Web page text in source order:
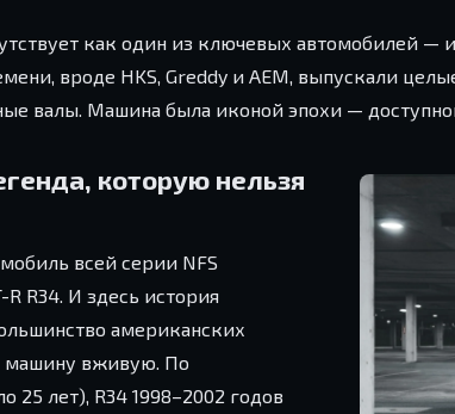
как один из ключевых автомобилей —
вроде HKS, Greddy и AEM, выпускали
валы. Машина была иконой эпохи —
которую нельзя
всей серии NFS
R34. И здесь история
американских
машину вживую. По
25 лет), R34 1998–2002 годов